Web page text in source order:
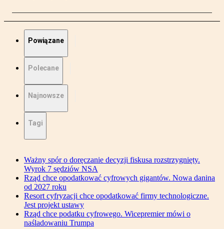
Powiązane
Polecane
Najnowsze
Tagi
Ważny spór o doręczanie decyzji fiskusa rozstrzygnięty.
Wyrok 7 sędziów NSA
Rząd chce opodatkować cyfrowych gigantów. Nowa danina
od 2027 roku
Resort cyfryzacji chce opodatkować firmy technologiczne.
Jest projekt ustawy
Rząd chce podatku cyfrowego. Wicepremier mówi o
naśladowaniu Trumpa